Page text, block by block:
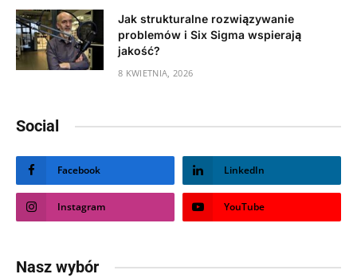
Jak strukturalne rozwiązywanie
problemów i Six Sigma wspierają
jakość?
8 KWIETNIA, 2026
Social
Facebook LinkedIn
Instagram YouTube
Nasz wybór